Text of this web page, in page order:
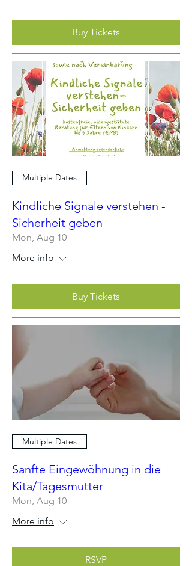
Buy Tickets
Multiple Dates
Kindliche Signale verstehen -
Sicherheit geben
Mon, Aug 10
More info
Buy Tickets
Multiple Dates
Sanfte Eingewöhnung in die
Kita/Tagesmutter
Mon, Aug 10
More info
RSVP